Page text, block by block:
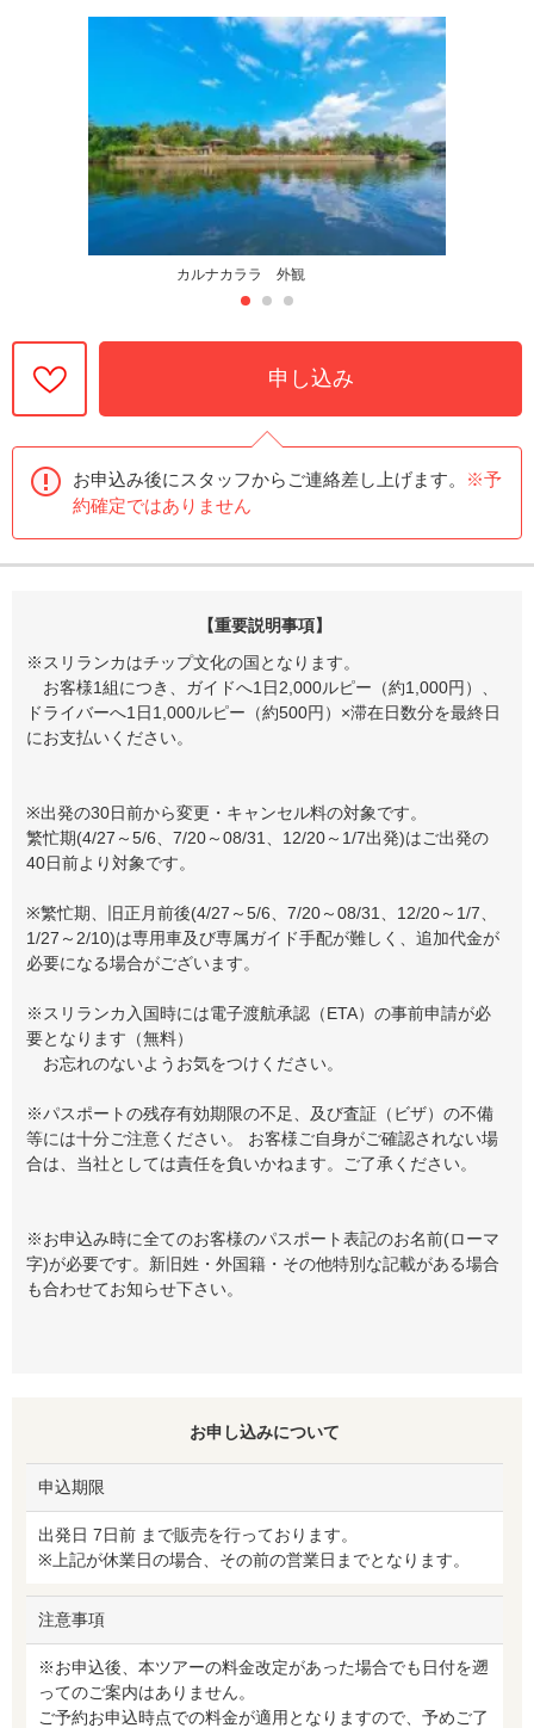
カルナカララ 外観
申し込み
お申込み後にスタッフからご連絡差し上げます。
※予
約確定ではありません
【重要説明事項】
※スリランカはチップ文化の国となります。
お客様1組につき、ガイドへ1日2,000ルピー（約1,000円）、
ドライバーへ1日1,000ルピー（約500円）×滞在日数分を最終日
にお支払いください。
※出発の30日前から変更・キャンセル料の対象です。
繁忙期(4/27～5/6、7/20～08/31、12/20～1/7出発)はご出発の
40日前より対象です。
※繁忙期、旧正月前後(4/27～5/6、7/20～08/31、12/20～1/7、
1/27～2/10)は専用車及び専属ガイド手配が難しく、追加代金が
必要になる場合がございます。
※スリランカ入国時には電子渡航承認（ETA）の事前申請が必
要となります（無料）
お忘れのないようお気をつけください。
※パスポートの残存有効期限の不足、及び査証（ビザ）の不備
等には十分ご注意ください。 お客様ご自身がご確認されない場
合は、当社としては責任を負いかねます。ご了承ください。
※お申込み時に全てのお客様のパスポート表記のお名前(ローマ
字)が必要です。新旧姓・外国籍・その他特別な記載がある場合
も合わせてお知らせ下さい。
お申し込みについて
申込期限
出発日 7日前 まで販売を行っております。
※上記が休業日の場合、その前の営業日までとなります。
注意事項
※お申込後、本ツアーの料金改定があった場合でも日付を遡
ってのご案内はありません。
ご予約お申込時点での料金が適用となりますので、予めご了